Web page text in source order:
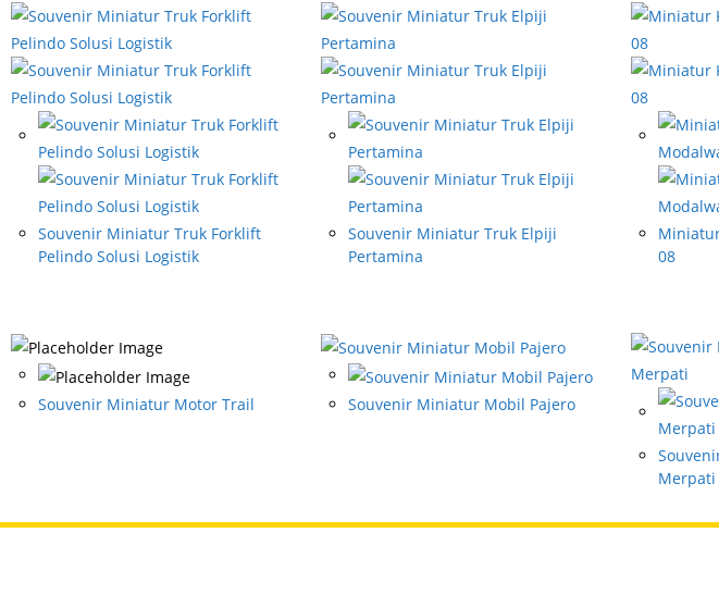
Souvenir Miniatur Truk Forklift
Pelindo Solusi Logistik
Souvenir Miniatur Truk Elpiji
Pertamina
08
Souvenir Miniatur Motor Trail Souvenir Miniatur Mobil Pajero
Merpati